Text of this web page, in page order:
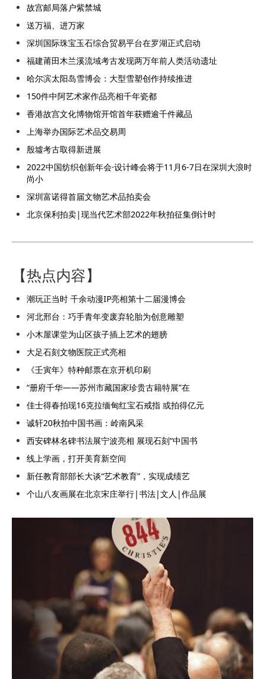
故宫邮局落户紫禁城
送万福、进万家
深圳国际珠宝玉石综合贸易平台在罗湖正式启动
福建莆田木兰溪流域考古发现两万年前人类活动遗址
哈尔滨太阳岛雪博会：大型雪塑创作持续推进
150件中阿艺术家作品亮相千年瓷都
香港故宫文化博物馆开馆首年获赠逾千件藏品
上海举办国际艺术品交易周
殷墟考古取得新进展
2022中国纺织创新年会·设计峰会将于11月6-7日在深圳大浪时
尚小
深圳富诺得首届文物艺术品拍卖会
北京保利拍卖|现当代艺术部2022年秋拍征集倒计时
【热点内容】
潮玩正当时 千余动漫IP亮相第十二届漫博会
河北邢台：巧手青年变废弃轮胎为创意雕塑
小木屋课堂为山区孩子插上艺术的翅膀
大足石刻文物医院正式亮相
《壬寅年》特种邮票在京开机印刷
“册府千华——苏州市藏国家珍贵古籍特展”在
佳士得春拍现16克拉缅甸红宝石戒指 或拍得亿元
诚轩20秋拍中国书画：岭南风采
西安碑林名碑书法展宁波亮相 展现石刻“中国书
线上学画，打开美育新空间
新任教育部部长大谈“艺术教育”，实现成绩艺
个山八友画展在北京宋庄举行|书法|文人|作品展